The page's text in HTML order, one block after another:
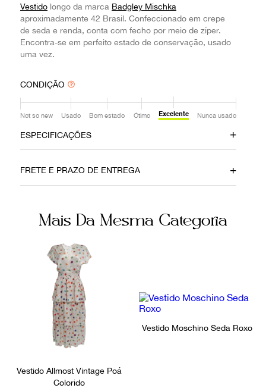
Vestido longo da marca Badgley Mischka
aproximadamente 42 Brasil. Confeccionado em crepe
de seda e renda, conta com fecho por meio de zíper.
Encontra-se em perfeito estado de conservação, usado
uma vez.
CONDIÇÃO
Not so new Usado Bom estado Ótimo Excelente Nunca usado
ESPECIFICAÇÕES
Seda Nude
Zíper FPNYARF
Ocasião
Festa
FRETE E PRAZO DE ENTREGA
Não sei meu CEP
Mais Da Mesma Categoria
Vestido Allmost Vintage Poá
Colorido
Vestido Moschino Seda Roxo